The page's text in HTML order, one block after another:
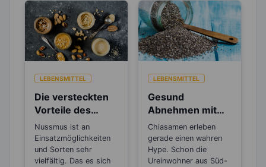
LEBENSMITTEL
Die versteckten
Vorteile des
Nussmus
Nussmus ist an
Einsatzmöglichkeiten
und Sorten sehr
vielfältig. Das es sich
LEBENSMITTEL
Gesund
Abnehmen mit
dem Superfood
Chiasamen
Chiasamen erleben
gerade einen wahren
Hype. Schon die
Ureinwohner aus Süd-